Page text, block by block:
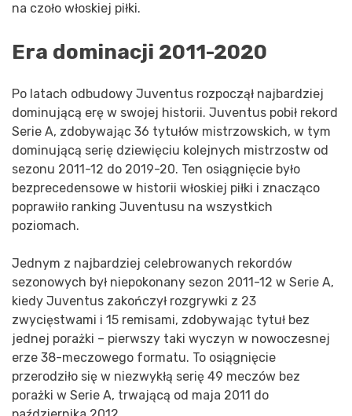
na czoło włoskiej piłki.
Era dominacji 2011-2020
Po latach odbudowy Juventus rozpoczął najbardziej
dominującą erę w swojej historii. Juventus pobił rekord
Serie A, zdobywając 36 tytułów mistrzowskich, w tym
dominującą serię dziewięciu kolejnych mistrzostw od
sezonu 2011-12 do 2019-20. Ten osiągnięcie było
bezprecedensowe w historii włoskiej piłki i znacząco
poprawiło ranking Juventusu na wszystkich
poziomach.
Jednym z najbardziej celebrowanych rekordów
sezonowych był niepokonany sezon 2011-12 w Serie A,
kiedy Juventus zakończył rozgrywki z 23
zwycięstwami i 15 remisami, zdobywając tytuł bez
jednej porażki – pierwszy taki wyczyn w nowoczesnej
erze 38-meczowego formatu. To osiągnięcie
przerodziło się w niezwykłą serię 49 meczów bez
porażki w Serie A, trwającą od maja 2011 do